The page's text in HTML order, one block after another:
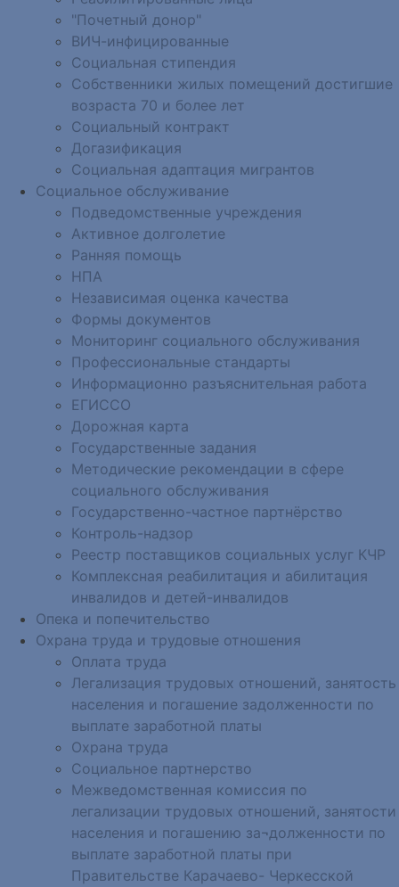
"Почетный донор"
ВИЧ-инфицированные
Социальная стипендия
Собственники жилых помещений достигшие
возраста 70 и более лет
Социальный контракт
Догазификация
Социальная адаптация мигрантов
Социальное обслуживание
Подведомственные учреждения
Активное долголетие
Ранняя помощь
НПА
Независимая оценка качества
Формы документов
Мониторинг социального обслуживания
Профессиональные стандарты
Информационно разъяснительная работа
ЕГИССО
Дорожная карта
Государственные задания
Методические рекомендации в сфере
социального обслуживания
Государственно-частное партнёрство
Контроль-надзор
Реестр поставщиков социальных услуг КЧР
Комплексная реабилитация и абилитация
инвалидов и детей-инвалидов
Опека и попечительство
Охрана труда и трудовые отношения
Оплата труда
Легализация трудовых отношений, занятость
населения и погашение задолженности по
выплате заработной платы
Охрана труда
Социальное партнерство
Межведомственная комиссия по
легализации трудовых отношений, занятости
населения и погашению за¬долженности по
выплате заработной платы при
Правительстве Карачаево- Черкесской